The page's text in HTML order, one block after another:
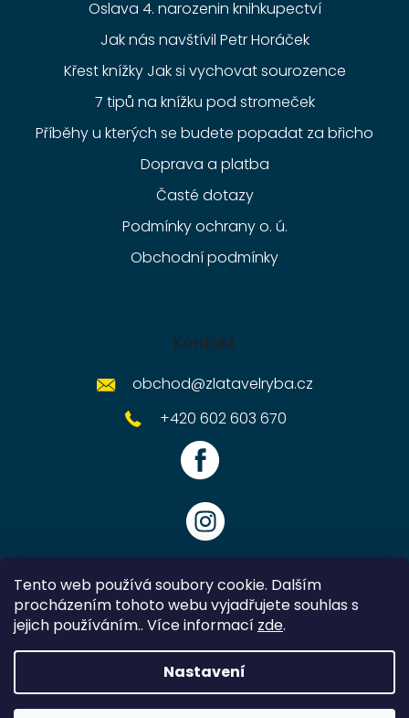
Tento web používá soubory cookie. Dalším
procházením tohoto webu vyjadřujete souhlas s
jejich používáním.. Více informací zde.
Nastavení
Oslava 4. narozenin knihkupectví
Jak nás navštívil Petr Horáček
Křest knížky Jak si vychovat sourozence
7 tipů na knížku pod stromeček
Příběhy u kterých se budete popadat za břicho
Doprava a platba
Časté dotazy
Podmínky ochrany o. ú.
Obchodní podmínky
Kontakt
obchod@zlatavelryba.cz
+420 602 603 670
Vytvořil Shoptet